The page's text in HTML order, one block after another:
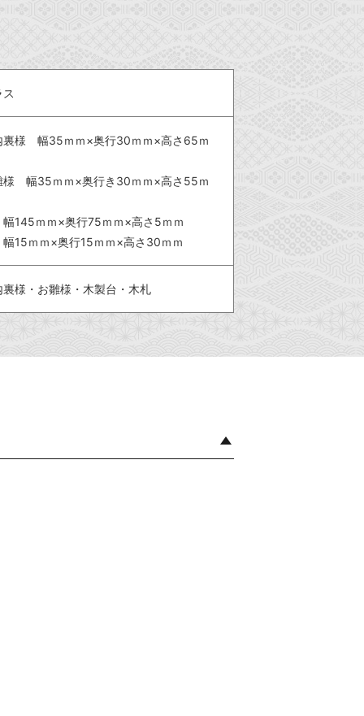
裏様 幅35ｍｍ×奥行30ｍｍ×高さ65ｍ
様 幅35ｍｍ×奥行き30ｍｍ×高さ55ｍ
145ｍｍ×奥行75ｍｍ×高さ5ｍｍ
15ｍｍ×奥行15ｍｍ×高さ30ｍｍ
裏様・お雛様・木製台・木札